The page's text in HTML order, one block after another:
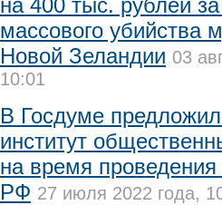
на 400 тыс. рублей
массового убийства
Новой Зеландии 03
10:01
В Госдуме
институт
на время
РФ 27 июля 2022 года,